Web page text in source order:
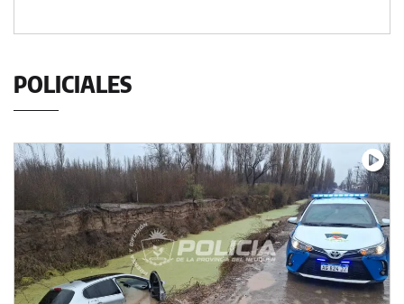
POLICIALES